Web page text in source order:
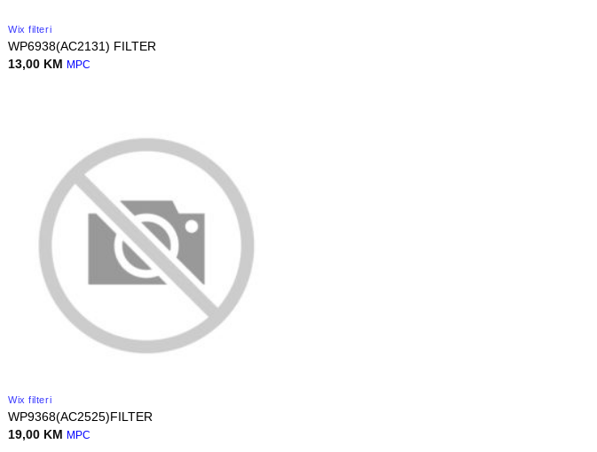
Wix filteri
WP6938(AC2131) FILTER
13,00 KM MPC
Wix filteri
WP9368(AC2525)FILTER
19,00 KM MPC